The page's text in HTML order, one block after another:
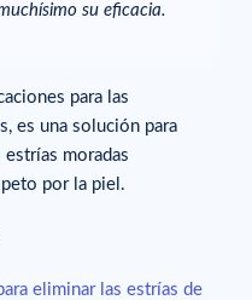
su eficacia.
para las
es una solución para
moradas
por la piel.
eliminar las estrías de